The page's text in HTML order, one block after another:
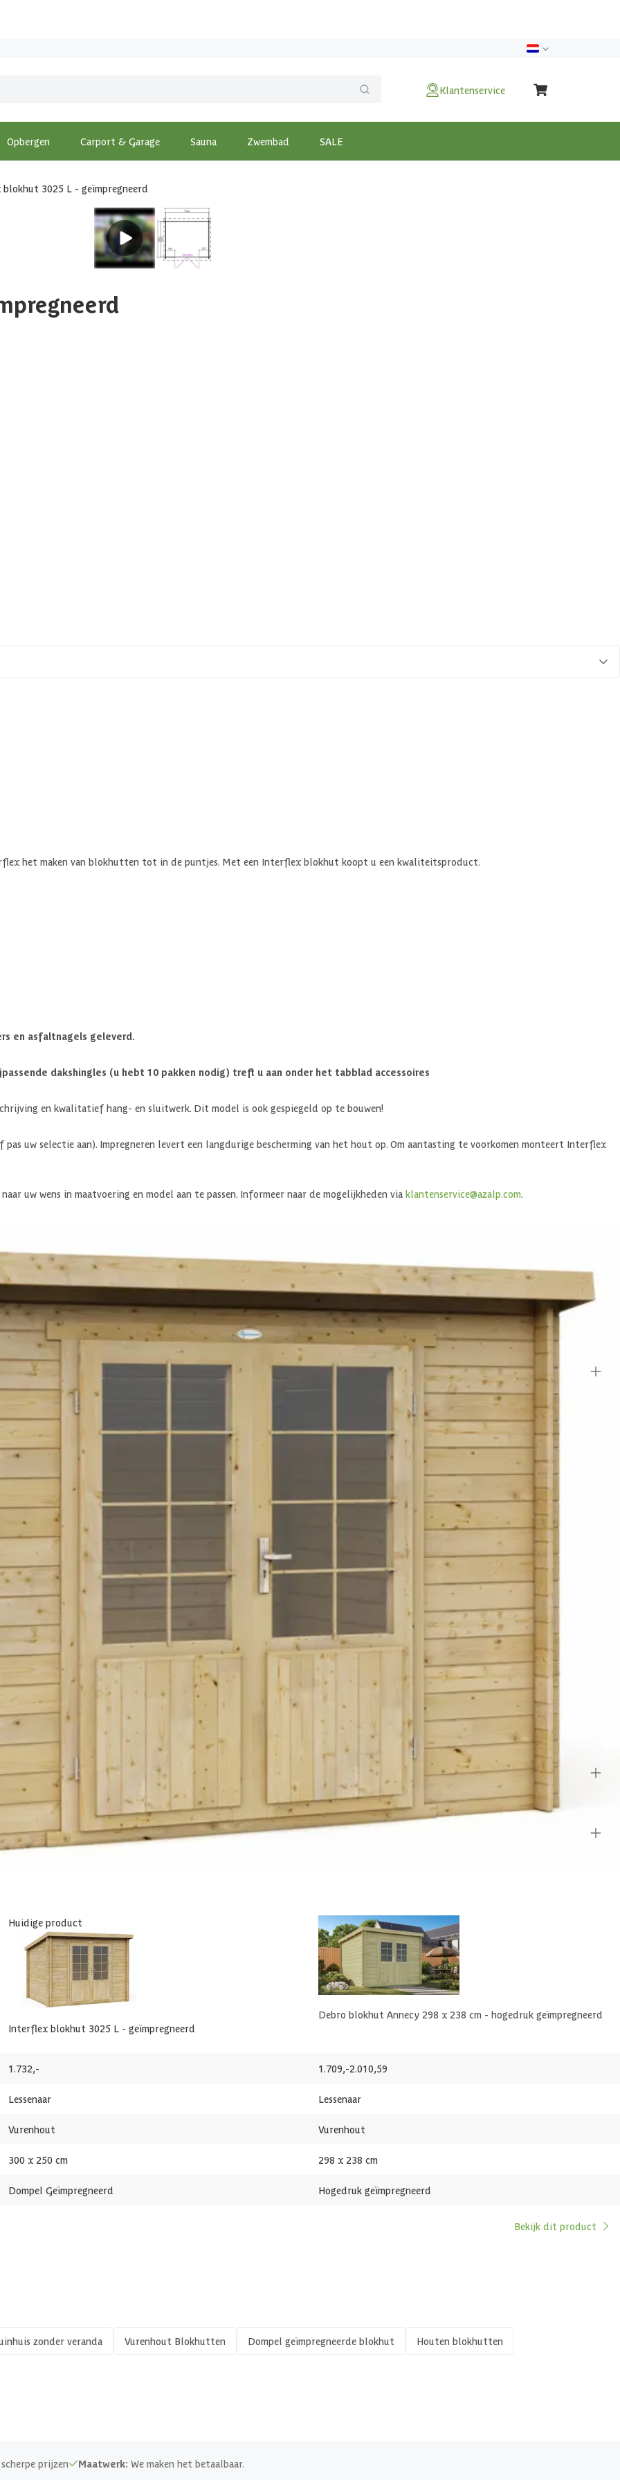
Klantenservice
Opbergen Carport & Garage Sauna Zwembad SALE
3025 L - geïmpregneerd
het maken van blokhutten tot in de puntjes. Met een Interflex blokhut koopt u een kwaliteitsproduct.
en asfaltnagels geleverd.
dakshingles (u hebt 10 pakken nodig) treft u aan onder het tabblad accessoires
en kwalitatief hang- en sluitwerk. Dit model is ook gespiegeld op te bouwen!
uw selectie aan). Impregneren levert een langdurige bescherming van het hout op. Om aantasting te voorkomen monteert Interflex
uw wens in maatvoering en model aan te passen. Informeer naar de mogelijkheden via klantenservice@azalp.com.
Lessenaar
Dubbele deur
Vurenhout
Out of stock
10-003-0103-0
155 x 193.8 cm
Echt glas
1 st
Huidige product
Interflex blokhut 3025 L - geïmpregneerd
Debro blokhut Annecy 298 x 238 cm - hogedruk geïmpregneerd
1.732,- 1.709,-2.010,59
Lessenaar Lessenaar
Vurenhout Vurenhout
300 x 250 cm 298 x 238 cm
Dompel Geïmpregneerd Hogedruk geïmpregneerd
Bekijk dit product
zonder veranda Vurenhout Blokhutten Dompel geïmpregneerde blokhut Houten blokhutten
prijzen Maatwerk: We maken het betaalbaar.